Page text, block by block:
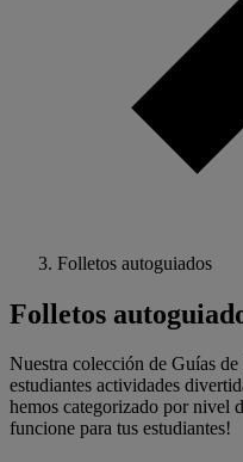
Folletos autoguiados
Folletos
Nuestra colección de Guías
estudiantes actividades
hemos categorizado por nivel
funcione para tus estudiantes!